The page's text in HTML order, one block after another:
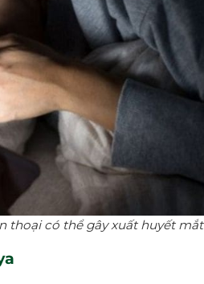
thoại có thể gây xuất huyết mắt